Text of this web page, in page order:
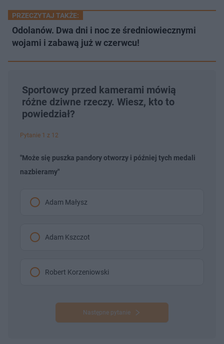
PRZECZYTAJ TAKŻE:
Odolanów. Dwa dni i noc ze średniowiecznymi
wojami i zabawą już w czerwcu!
Sportowcy przed kamerami mówią
różne dziwne rzeczy. Wiesz, kto to
powiedział?
Pytanie 1 z 12
"Może się puszka pandory otworzy i później tych medali
nazbieramy"
Adam Małysz
Adam Kszczot
Robert Korzeniowski
Następne pytanie